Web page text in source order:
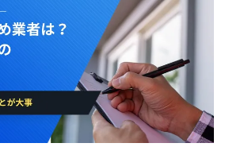
事故物件
底地
再建築不可物件